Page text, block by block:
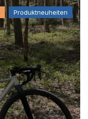
Produktneuheiten